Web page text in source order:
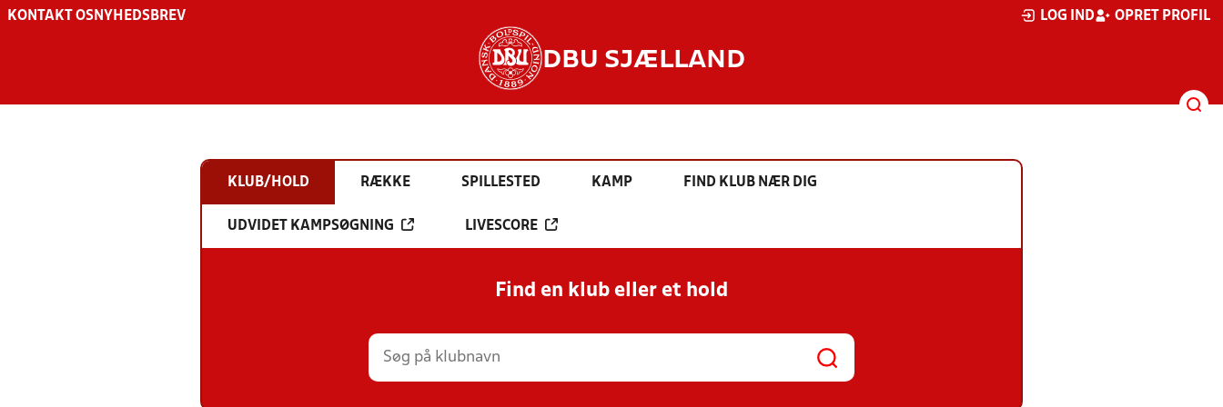
KONTAKT OS NYHEDSBREV LOG IND OPRET PROFIL
DBU SJÆLLAND
KLUB/HOLD RÆKKE SPILLESTED KAMP FIND KLUB NÆR DIG
UDVIDET KAMPSØGNING LIVESCORE
Find en klub eller et hold